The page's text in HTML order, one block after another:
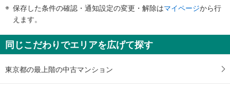
知
を
け
保存した条件の確認・通知設定の変更・解除はマイページから行
えます。
同じこだわりでエリアを広げて探す
東京都の最上階の中古マンション